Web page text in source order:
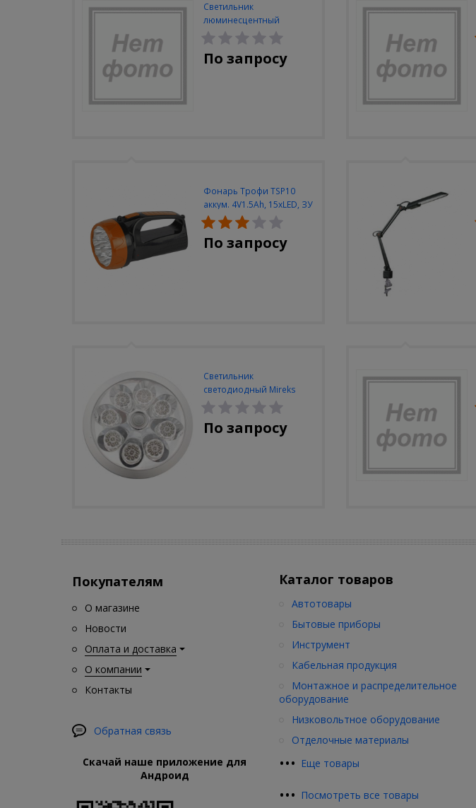
Светильник
люминесцентный
Navigator NEL-A2-E130-T4-
840/WH
По запросу
Фонарь Трофи TSP10
аккум. 4V1.5Ah, 15xLED, ЗУ
вилка 220V
По запросу
Светильник
светодиодный Mireks
С-310-80-S (5W/4000-
5000K/500lm/датчик
движения)
По запросу
Покупателям
О магазине
Новости
Оплата и доставка
О компании
Контакты
Обратная связь
Скачай наше приложение для
Андроид
Каталог товаров
••• Еще товары
Автотовары
Бытовые приборы
Инструмент
Кабельная продукция
Монтажное и распределительное
оборудование
Низковольтное оборудование
Отделочные материалы
••• Посмотреть все товары